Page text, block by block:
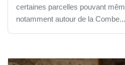
certaines parcelles pouvant
notamment autour de la Combe...